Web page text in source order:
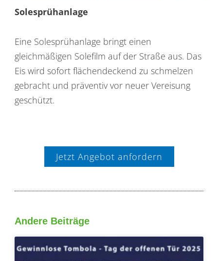
Solesprühanlage
Eine Solesprühanlage bringt einen
gleichmäßigen Solefilm auf der Straße aus. Das
Eis wird sofort flächendeckend zu schmelzen
gebracht und präventiv vor neuer Vereisung
geschützt.
Jetzt Angebot anfordern
Andere Beiträge
SeiteSeiteSeiteSeite